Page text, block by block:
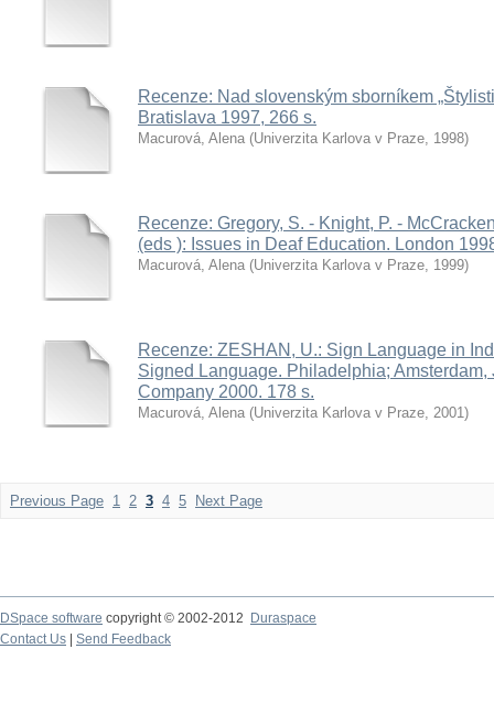
Recenze: Nad slovenským sborníkem
Bratislava 1997, 266 s.
Macurová, Alena (Univerzita Karlova v Praze, 1998)
Recenze: Gregory, S. - Knight, P. -
(eds ): Issues in Deaf Education. London
Macurová, Alena (Univerzita Karlova v Praze, 1999)
Recenze: ZESHAN, U.: Sign Language in
Signed Language. Philadelphia;
Company 2000. 178 s.
Macurová, Alena (Univerzita Karlova v Praze, 2001)
Previous Page 1 2 3 4 5 Next Page
DSpace software copyright © 2002-2012
Duraspace
Contact Us
Send Feedback